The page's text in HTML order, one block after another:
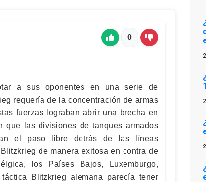
0
a sus oponentes en una serie de
requería de la concentración de armas
fuerzas lograban abrir una brecha en
que las divisiones de tanques armados
el paso libre detrás de las líneas
de manera exitosa en contra de
los Países Bajos, Luxemburgo,
Blitzkrieg alemana parecía tener